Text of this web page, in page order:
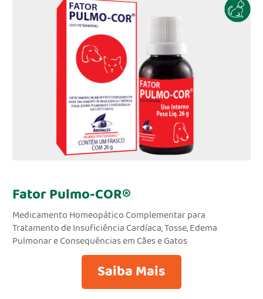
Fator Pulmo-COR®
Medicamento Homeopático Complementar para
Tratamento de Insuficiência Cardíaca, Tosse, Edema
Pulmonar e Consequências em Cães e Gatos
Saiba Mais